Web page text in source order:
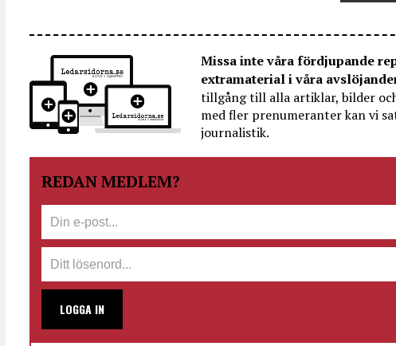
Missa inte våra fördjupande
extramaterial i våra
tillgång till alla artiklar, bilder
med fler prenumeranter kan vi
journalistik.
REDAN MEDLEM?
LOGGA IN